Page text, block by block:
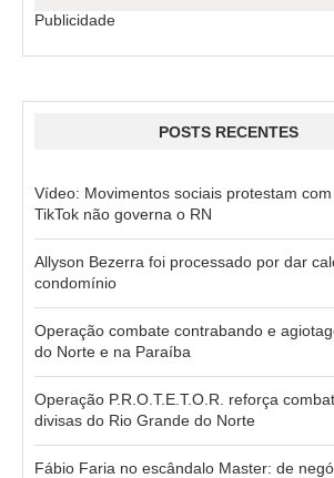
Publicidade
POSTS RECENTES
Vídeo: Movimentos sociais protestam
TikTok não governa o RN
Allyson Bezerra foi processado por dar
condomínio
Operação combate contrabando e
do Norte e na Paraíba
Operação P.R.O.T.E.T.O.R. reforça
divisas do Rio Grande do Norte
Fábio Faria no escândalo Master: de